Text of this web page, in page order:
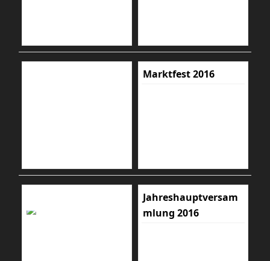
Marktfest 2016
Jahreshauptversam
mlung 2016